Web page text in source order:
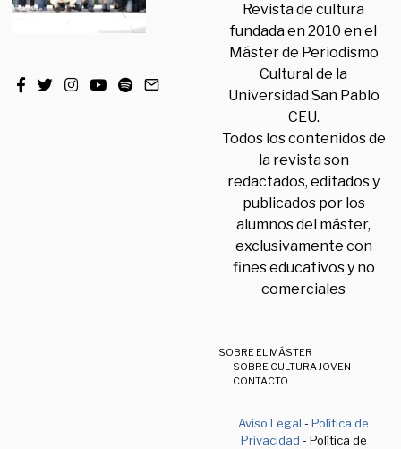
Revista de cultura
fundada en 2010 en el
Máster de Periodismo
Cultural de la
Universidad San Pablo
CEU.
Todos los contenidos de
la revista son
redactados, editados y
publicados por los
alumnos del máster,
exclusivamente con
fines educativos y no
comerciales
SOBRE EL MÁSTER
SOBRE CULTURA JOVEN
CONTACTO
Aviso Legal -Política de
Privacidad - Política de